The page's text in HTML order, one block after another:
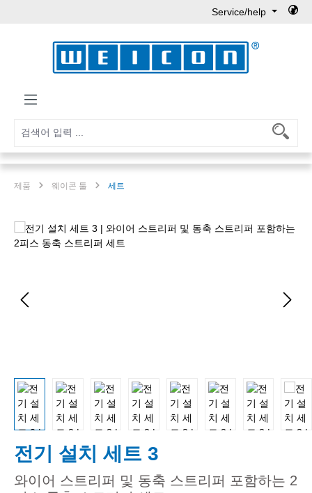
Service/help
제품 웨이콘 툴 세트
Skip image gallery
전기 설치 세트 3
와이어 스트리퍼 및 동축 스트리퍼 포함하는 2